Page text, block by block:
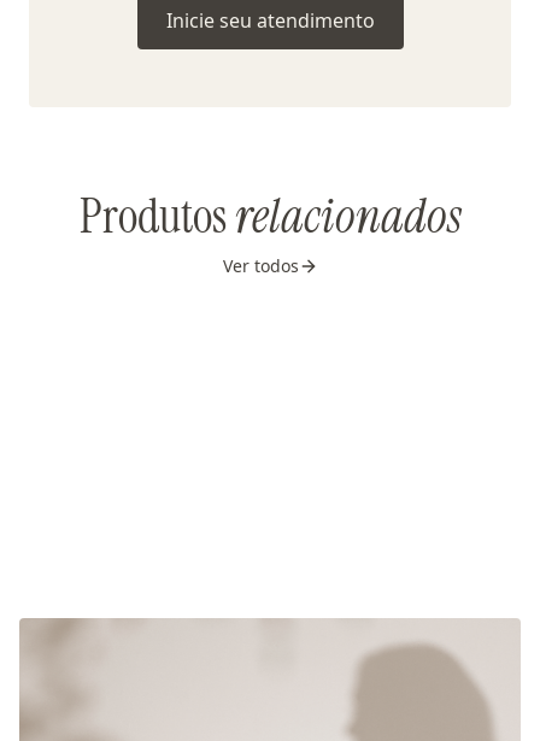
Inicie seu atendimento
Produtosrelacionados
Ver todos